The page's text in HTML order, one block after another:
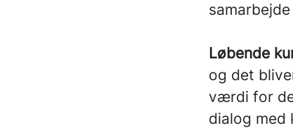
Løbende
og det
værdi for
dialog med